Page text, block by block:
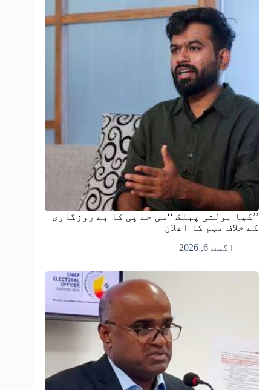
’’کیا بولتی پبلک ‘‘سی جے پی کا بے روزگاری
کے خلاف مہم کا اعلان
اگست 6, 2026